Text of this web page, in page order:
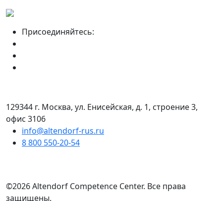
Присоединяйтесь:
129344 г. Москва, ул. Енисейская, д. 1, строение 3,
офис 3106
info@altendorf-rus.ru
8 800 550-20-54
©2026 Altendorf Сompetence Сenter. Все права
защищены.